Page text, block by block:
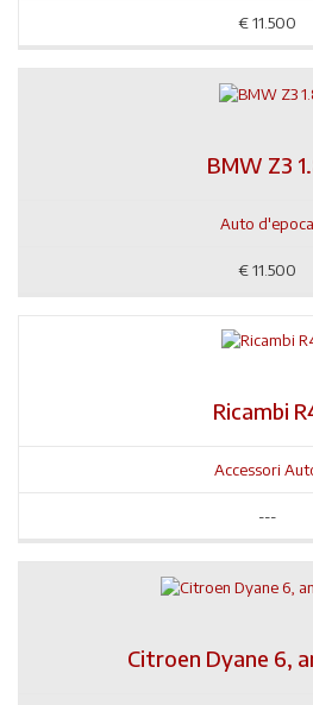
€ 11.500
BMW Z3
Auto d'epoca
€ 11.500
Ricambi
Accessori
---
Citroen Dyane 6,